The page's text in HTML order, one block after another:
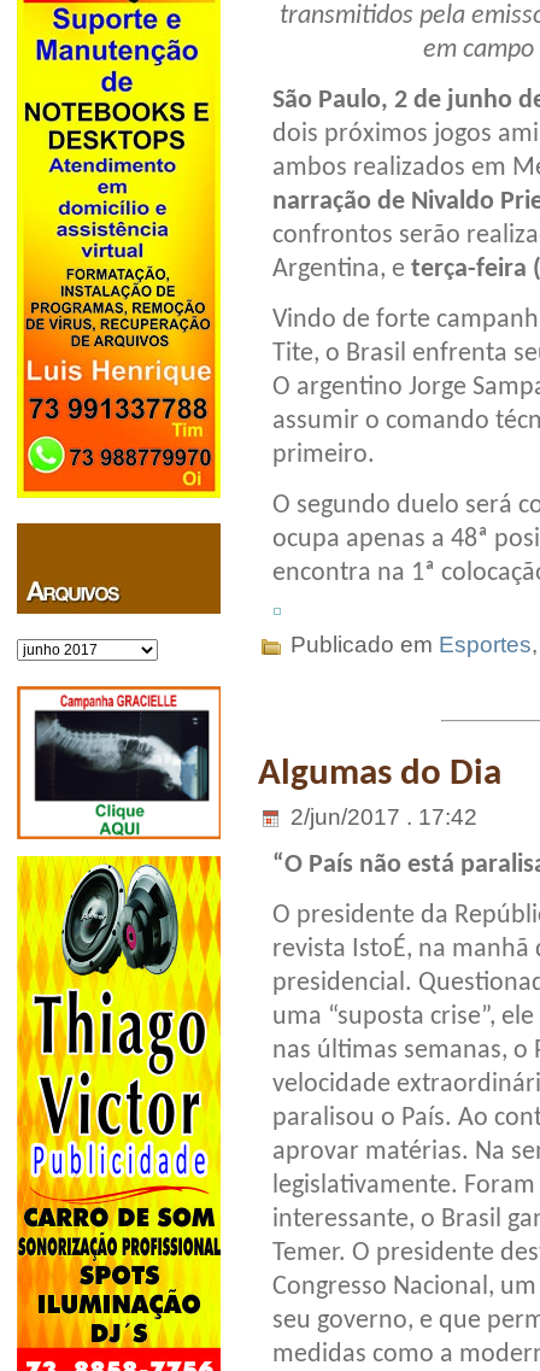
Arquivos
transmitidos pela
em
São Paulo, 2 de junho
dois próximos jogos
ambos realizados em
narração de Nivaldo
confrontos serão
Argentina, e terça-feira
Vindo de forte
Tite, o Brasil enfrenta
O argentino Jorge
assumir o comando
primeiro.
O segundo duelo será
ocupa apenas a 48ª
encontra na 1ª
Publicado em Esportes
Algumas do Dia
2/jun/2017 . 17:42
“O País não está
O presidente da
revista IstoÉ, na
presidencial.
uma “suposta crise”,
nas últimas semanas,
velocidade
paralisou o País. Ao
aprovar matérias. Na
legislativamente.
interessante, o Brasil
Temer. O presidente
Congresso Nacional,
seu governo, e que
medidas como a